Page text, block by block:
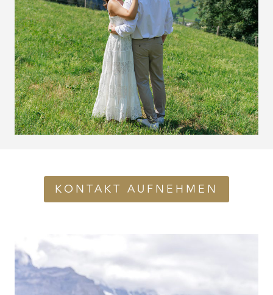
KONTAKT AUFNEHMEN